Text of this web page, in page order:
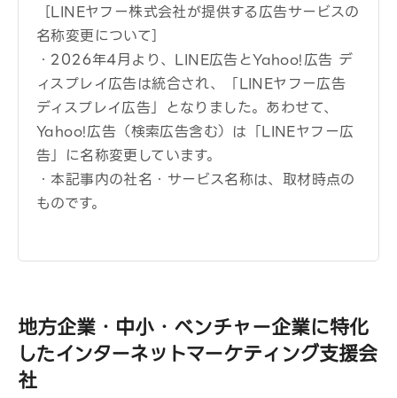
［LINEヤフー株式会社が提供する広告サービスの
名称変更について］
・2026年4月より、LINE広告とYahoo!広告 デ
ィスプレイ広告は統合され、「LINEヤフー広告
ディスプレイ広告」となりました。あわせて、
Yahoo!広告（検索広告含む）は「LINEヤフー広
告」に名称変更しています。
・本記事内の社名・サービス名称は、取材時点の
ものです。
地方企業・中小・ベンチャー企業に特化
したインターネットマーケティング支援会
社